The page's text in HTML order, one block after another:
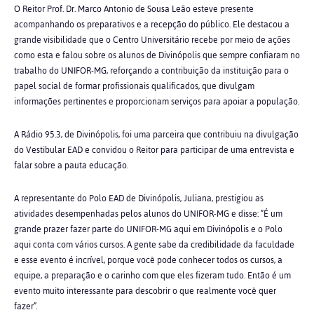
O Reitor Prof. Dr. Marco Antonio de Sousa Leão esteve presente
acompanhando os preparativos e a recepção do público. Ele destacou a
grande visibilidade que o Centro Universitário recebe por meio de ações
como esta e falou sobre os alunos de Divinópolis que sempre confiaram no
trabalho do UNIFOR-MG, reforçando a contribuição da instituição para o
papel social de formar profissionais qualificados, que divulgam
informações pertinentes e proporcionam serviços para apoiar a população.
A Rádio 95.3, de Divinópolis, foi uma parceira que contribuiu na divulgação
do Vestibular EAD e convidou o Reitor para participar de uma entrevista e
falar sobre a pauta educação.
A representante do Polo EAD de Divinópolis, Juliana, prestigiou as
atividades desempenhadas pelos alunos do UNIFOR-MG e disse: “É um
grande prazer fazer parte do UNIFOR-MG aqui em Divinópolis e o Polo
aqui conta com vários cursos. A gente sabe da credibilidade da faculdade
e esse evento é incrível, porque você pode conhecer todos os cursos, a
equipe, a preparação e o carinho com que eles fizeram tudo. Então é um
evento muito interessante para descobrir o que realmente você quer
fazer”.